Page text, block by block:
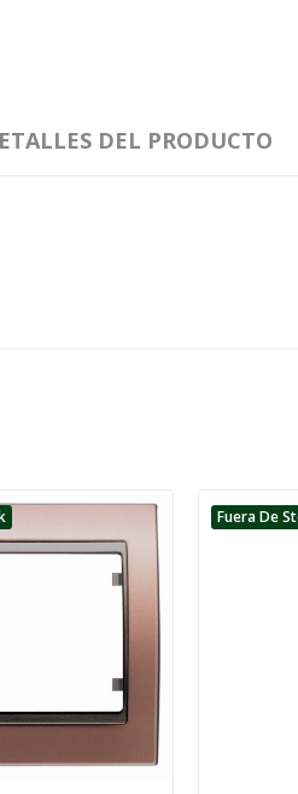
DEL PRODUCTO
Fuera De